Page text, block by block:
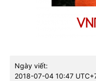
Ngày viết:
2018-07-04 10:47